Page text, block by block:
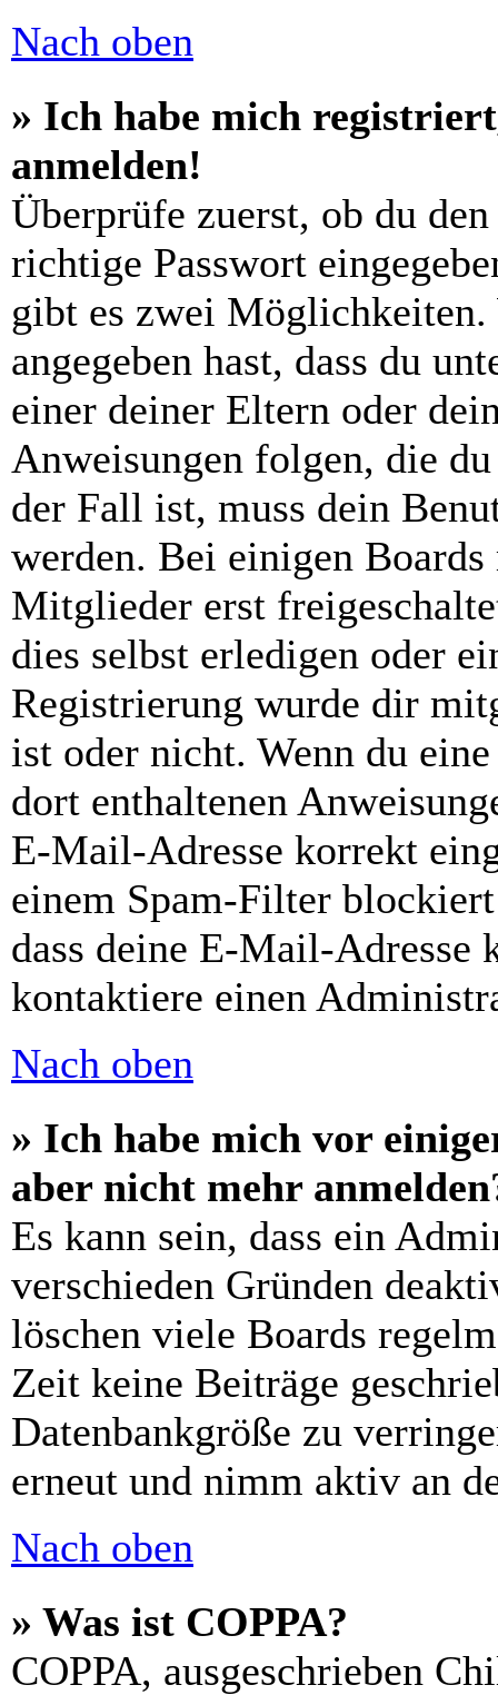
Nach oben
» Ich habe mich
anmelden!
Überprüfe zuerst, ob du
richtige Passwort
gibt es zwei
angegeben hast, dass du
einer deiner Eltern oder
Anweisungen folgen, die
der Fall ist, muss dein
werden. Bei einigen Boards
Mitglieder erst
dies selbst erledigen oder
Registrierung wurde dir
ist oder nicht. Wenn du
dort enthaltenen
E-Mail-Adresse korrekt
einem Spam-Filter
dass deine E-Mail-Adresse
kontaktiere einen
Nach oben
» Ich habe mich vor
aber nicht mehr
Es kann sein, dass ein
verschieden Gründen
löschen viele Boards
Zeit keine Beiträge
Datenbankgröße zu
erneut und nimm aktiv an
Nach oben
» Was ist COPPA?
COPPA, ausgeschrieben